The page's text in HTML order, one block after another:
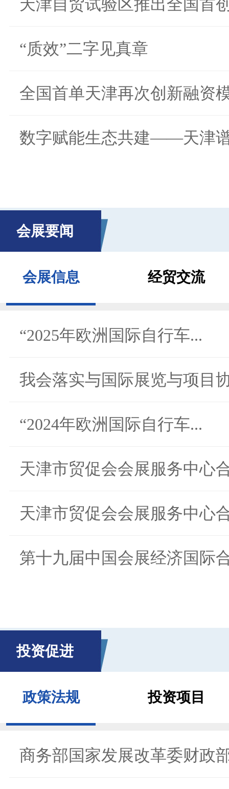
天津自贸试验区推出全国首
“质效”二字见真章
全国首单天津再次创新融资
数字赋能生态共建——天津
会展要闻
会展信息 经贸交流
“2025年欧洲国际自行车...
我会落实与国际展览与项目
“2024年欧洲国际自行车...
天津市贸促会会展服务中心
天津市贸促会会展服务中心
第十九届中国会展经济国际
投资促进
政策法规 投资项目
商务部国家发展改革委财政